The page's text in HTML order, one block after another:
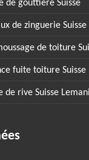
de gouttière Suisse
de zinguerie Suisse
de toiture
fuite toiture Suisse
de rive Suisse